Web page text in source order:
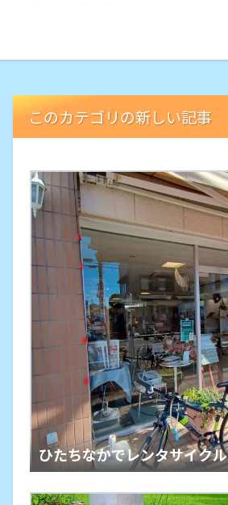
このカテゴリの新しい記事
ひたちなかでレンタサイクル